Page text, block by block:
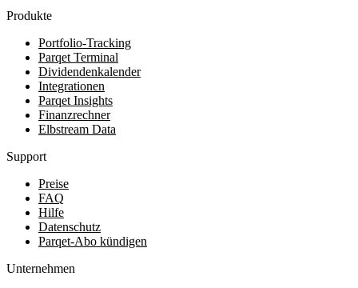
Produkte
Portfolio-Tracking
Parqet Terminal
Dividendenkalender
Integrationen
Parqet Insights
Finanzrechner
Elbstream Data
Support
Preise
FAQ
Hilfe
Datenschutz
Parqet-Abo kündigen
Unternehmen